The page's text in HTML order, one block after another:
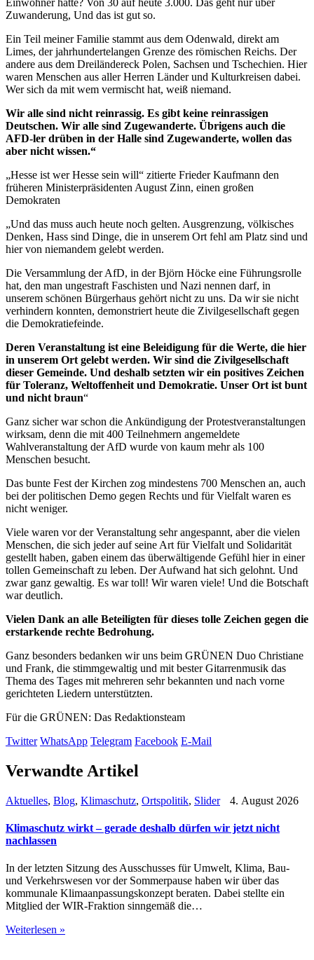
Einwohner hatte? Von 30 auf heute 3.000. Das geht nur über
Zuwanderung, Und das ist gut so.
Ein Teil meiner Familie stammt aus dem Odenwald, direkt am
Limes, der jahrhundertelangen Grenze des römischen Reichs. Der
andere aus dem Dreiländereck Polen, Sachsen und Tschechien. Hier
waren Menschen aus aller Herren Länder und Kulturkreisen dabei.
Wer sich da mit wem vermischt hat, weiß niemand.
Wir alle sind nicht reinrassig. Es gibt keine reinrassigen
Deutschen. Wir alle sind Zugewanderte. Übrigens auch die
AFD-ler drüben in der Halle sind Zugewanderte, wollen das
aber nicht wissen.“
„Hesse ist wer Hesse sein will“ zitierte Frieder Kaufmann den
früheren Ministerpräsidenten August Zinn, einen großen
Demokraten
„Und das muss auch heute noch gelten. Ausgrenzung, völkisches
Denken, Hass sind Dinge, die in unserem Ort fehl am Platz sind und
hier von niemandem gelebt werden.
Die Versammlung der AfD, in der Björn Höcke eine Führungsrolle
hat, den man ungestraft Faschisten und Nazi nennen darf, in
unserem schönen Bürgerhaus gehört nicht zu uns. Da wir sie nicht
verhindern konnten, demonstriert heute die Zivilgesellschaft gegen
die Demokratiefeinde.
Deren Veranstaltung ist eine Beleidigung für die Werte, die hier
in unserem Ort gelebt werden. Wir sind die Zivilgesellschaft
dieser Gemeinde. Und deshalb setzten wir ein positives Zeichen
für Toleranz, Weltoffenheit und Demokratie. Unser Ort ist bunt
und nicht braun“
Ganz sicher war schon die Ankündigung der Protestveranstaltungen
wirksam, denn die mit 400 Teilnehmern angemeldete
Wahlveranstaltung der AfD wurde von kaum mehr als 100
Menschen besucht.
Das bunte Fest der Kirchen zog mindestens 700 Menschen an, auch
bei der politischen Demo gegen Rechts und für Vielfalt waren es
nicht weniger.
Viele waren vor der Veranstaltung sehr angespannt, aber die vielen
Menschen, die sich jeder auf seine Art für Vielfalt und Solidarität
gestellt haben, gaben einem das überwältigende Gefühl hier in einer
tollen Gemeinschaft zu leben. Der Aufwand hat sich gelohnt. Und
zwar ganz gewaltig. Es war toll! Wir waren viele! Und die Botschaft
war deutlich.
Vielen Dank an alle Beteiligten für dieses tolle Zeichen gegen die
erstarkende rechte Bedrohung.
Ganz besonders bedanken wir uns beim GRÜNEN Duo Christiane
und Frank, die stimmgewaltig und mit bester Gitarrenmusik das
Thema des Tages mit mehreren sehr bekannten und nach vorne
gerichteten Liedern unterstützten.
Für die GRÜNEN: Das Redaktionsteam
Twitter WhatsApp Telegram Facebook E-Mail
Verwandte Artikel
Aktuelles, Blog, Klimaschutz, Ortspolitik, Slider 4. August 2026
Klimaschutz wirkt – gerade deshalb dürfen wir jetzt nicht
nachlassen
In der letzten Sitzung des Ausschusses für Umwelt, Klima, Bau-
und Verkehrswesen vor der Sommerpause haben wir über das
kommunale Klimaanpassungskonzept beraten. Dabei stellte ein
Mitglied der WIR-Fraktion sinngemäß die…
Weiterlesen »